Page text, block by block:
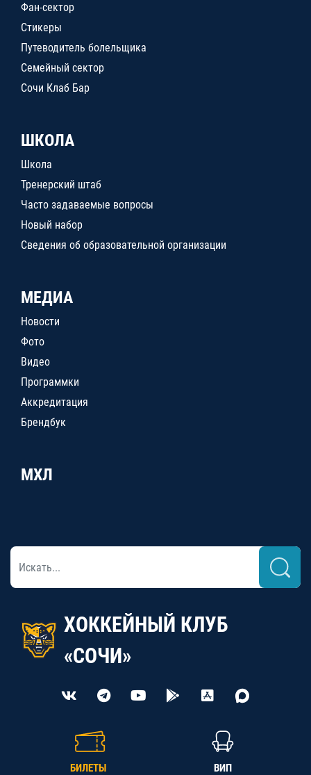
Фан-сектор
Стикеры
Путеводитель болельщика
Семейный сектор
Сочи Клаб Бар
ШКОЛА
Школа
Тренерский штаб
Часто задаваемые вопросы
Новый набор
Сведения об образовательной организации
МЕДИА
Новости
Фото
Видео
Программки
Аккредитация
Брендбук
МХЛ
ХОККЕЙНЫЙ КЛУБ
«СОЧИ»
БИЛЕТЫ ВИП